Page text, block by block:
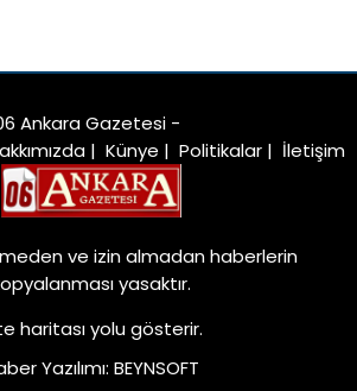
Ankara Gazetesi -
| Künye | Politikalar | İletişim
ve izin almadan haberlerin
yasaktır.
haritasıyolu gösterir.
Yazılımı: BEYNSOFT